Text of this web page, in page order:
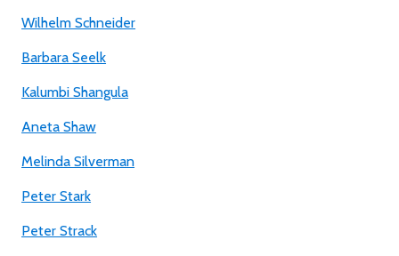
Wilhelm Schneider
Barbara Seelk
Kalumbi Shangula
Aneta Shaw
Melinda Silverman
Peter Stark
Peter Strack